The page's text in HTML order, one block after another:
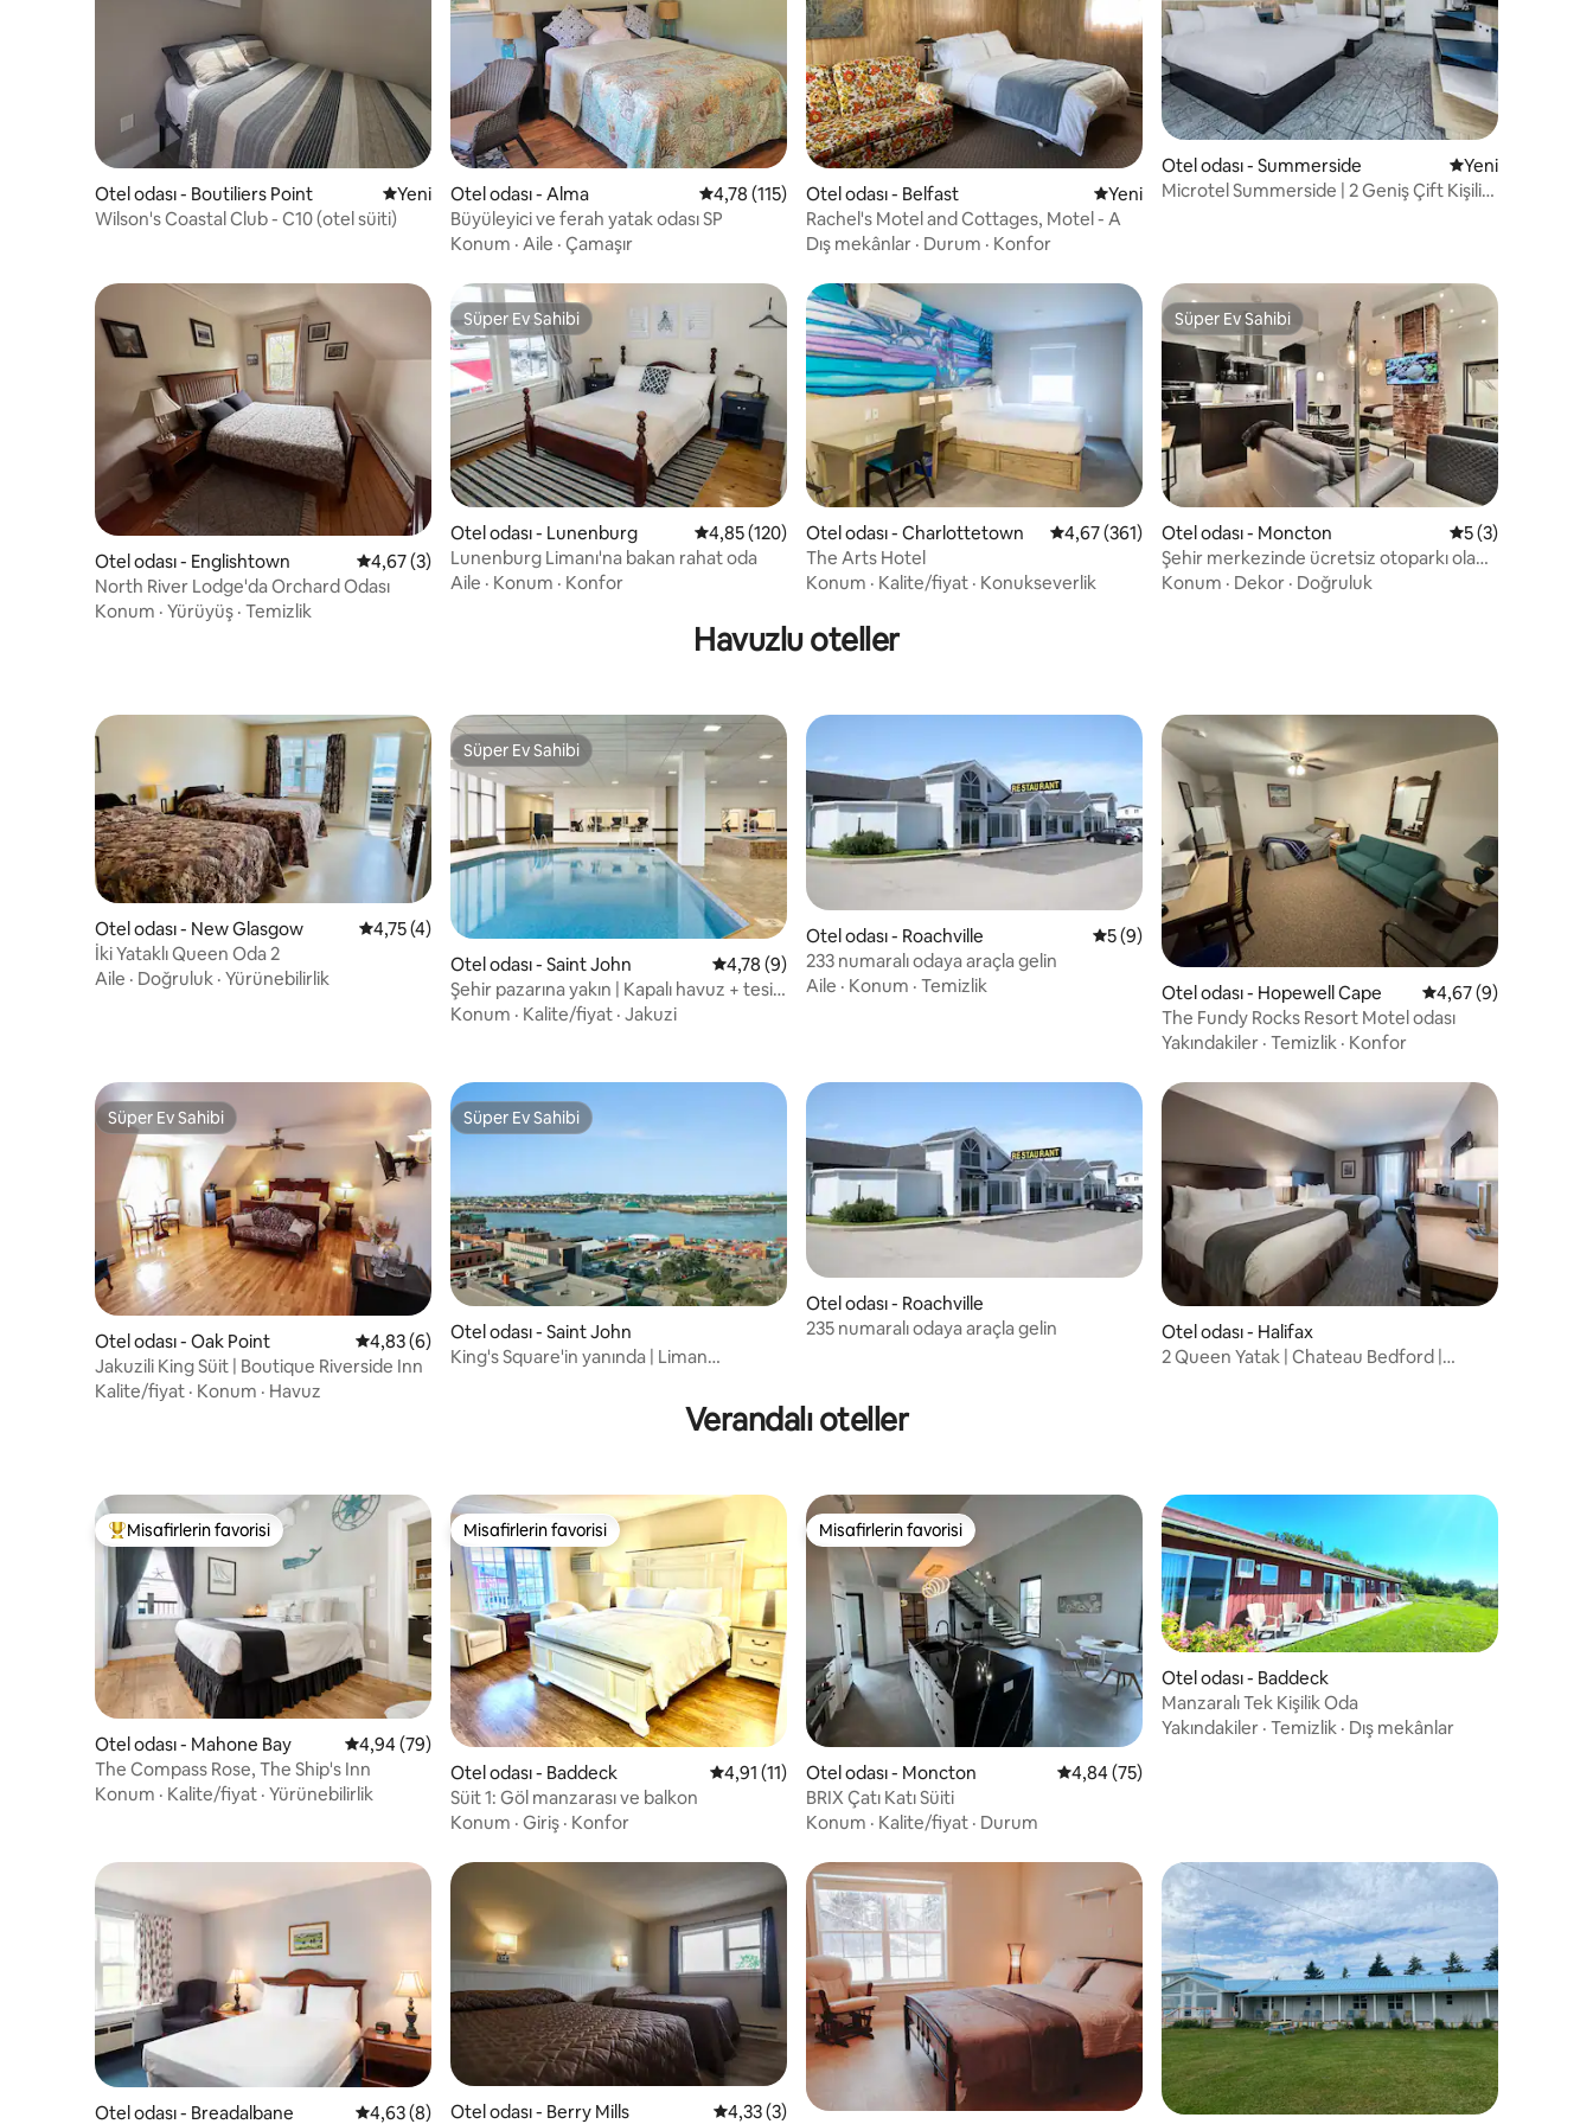
Otel odası - Boutiliers Point Yeni konaklama yeri
Yeni
Wilson's Coastal Club - C10 (otel süiti)
Otel odası - Alma 5 üzerinden ortalama 4,78 puan, 115 değerlendirme
4,78 (115)
Büyüleyici ve ferah yatak odası SP
Konum · Aile · Çamaşır
Otel odası - Belfast Yeni konaklama yeri
Yeni
Rachel's Motel and Cottages, Motel - A
Dış mekânlar · Durum · Konfor
Otel odası - Summerside Yeni konaklama
Yeni
Microtel Summerside | 2 Geniş Çift Kişilik
Otel odası - Englishtown 5 üzerinden ortalama 4,67 puan, 3 değerlendirme
4,67 (3)
North River Lodge'da Orchard Odası
Konum · Yürüyüş · Temizlik
Süper Ev Sahibi
Süper Ev Sahibi
Otel odası - Lunenburg 5 üzerinden ortalama 4,85 puan, 120 değerlendirme
4,85 (120)
Lunenburg Limanı'na bakan rahat oda
Aile · Konum · Konfor
Otel odası - Charlottetown 5 üzerinden ortalama 4,67 puan, 361 değerlendirme
4,67 (361)
The Arts Hotel
Konum · Kalite/fiyat · Konukseverlik
Süper Ev Sahibi
Süper Ev Sahibi
Otel odası - Moncton 5 üzerinden
5 (3)
Şehir merkezinde ücretsiz otoparkı olan
özel çatı katı süiti
Konum · Dekor · Doğruluk
Havuzlu oteller
Otel odası - New Glasgow 5 üzerinden ortalama 4,75 puan, 4 değerlendirme
4,75 (4)
İki Yataklı Queen Oda 2
Aile · Doğruluk · Yürünebilirlik
Süper Ev Sahibi
Süper Ev Sahibi
Otel odası - Saint John 5 üzerinden ortalama 4,78 puan, 9 değerlendirme
4,78 (9)
Şehir pazarına yakın | Kapalı havuz + tesis
içinde yemek
Konum · Kalite/fiyat · Jakuzi
Otel odası - Roachville 5 üzerinden ortalama 5 puan, 9 değerlendirme
5 (9)
233 numaralı odaya araçla gelin
Aile · Konum · Temizlik Otel odası - Hopewell Cape 5 üzerinden
4,67 (9)
The Fundy Rocks Resort Motel odası
Yakındakiler · Temizlik · Konfor
Süper Ev Sahibi
Süper Ev Sahibi
Otel odası - Oak Point 5 üzerinden ortalama 4,83 puan, 6 değerlendirme
4,83 (6)
Jakuzili King Süit | Boutique Riverside Inn
Kalite/fiyat · Konum · Havuz
Süper Ev Sahibi
Süper Ev Sahibi
Otel odası - Saint John
King's Square'in yanında | Liman
Otel odası - Roachville
235 numaralı odaya araçla gelin
Otel odası - Halifax
2 Queen Yatak | Chateau Bedford |
Verandalı oteller
Misafirlerin favorilerinden en beğenilenler arasında
Misafirlerin favorisi
Otel odası - Mahone Bay 5 üzerinden ortalama 4,94 puan, 79 değerlendirme
4,94 (79)
The Compass Rose, The Ship's Inn
Konum · Kalite/fiyat · Yürünebilirlik
Misafirlerin favorisi
Misafirlerin favorisi
Otel odası - Baddeck 5 üzerinden ortalama 4,91 puan, 11 değerlendirme
4,91 (11)
Süit 1: Göl manzarası ve balkon
Konum · Giriş · Konfor
Misafirlerin favorisi
Misafirlerin favorisi
Otel odası - Moncton 5 üzerinden ortalama 4,84 puan, 75 değerlendirme
4,84 (75)
BRIX Çatı Katı Süiti
Konum · Kalite/fiyat · Durum
Otel odası - Baddeck
Manzaralı Tek Kişilik Oda
Yakındakiler · Temizlik · Dış mekânlar
Otel odası - Breadalbane 5 üzerinden ortalama 4,63 puan, 8 değerlendirme
4,63 (8) Otel odası - Berry Mills 5 üzerinden ortalama 4,33 puan, 3 değerlendirme
4,33 (3)